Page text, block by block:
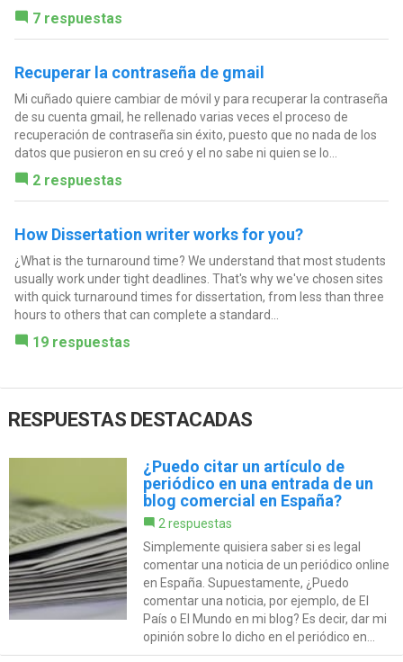
7 respuestas
Recuperar la contraseña de gmail
Mi cuñado quiere cambiar de móvil y para recuperar la contraseña
de su cuenta gmail, he rellenado varias veces el proceso de
recuperación de contraseña sin éxito, puesto que no nada de los
datos que pusieron en su creó y el no sabe ni quien se lo...
2 respuestas
How Dissertation writer works for you?
¿What is the turnaround time? We understand that most students
usually work under tight deadlines. That's why we've chosen sites
with quick turnaround times for dissertation, from less than three
hours to others that can complete a standard...
19 respuestas
RESPUESTAS DESTACADAS
¿Puedo citar un artículo de
periódico en una entrada de un
blog comercial en España?
2 respuestas
Simplemente quisiera saber si es legal
comentar una noticia de un periódico online
en España. Supuestamente, ¿Puedo
comentar una noticia, por ejemplo, de El
País o El Mundo en mi blog? Es decir, dar mi
opinión sobre lo dicho en el periódico en...